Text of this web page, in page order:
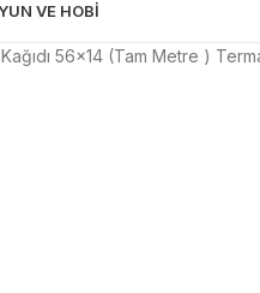
VE HOBİ
56x14 (Tam Metre )